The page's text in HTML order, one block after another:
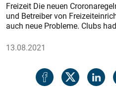
Freizeit Die neuen
und Betreiber von
auch neue Probleme. Clubs
13.08.2021